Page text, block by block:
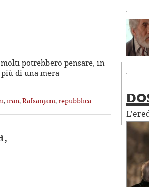
potrebbero pensare, in
di una mera
,iran,Rafsanjani,repubblica